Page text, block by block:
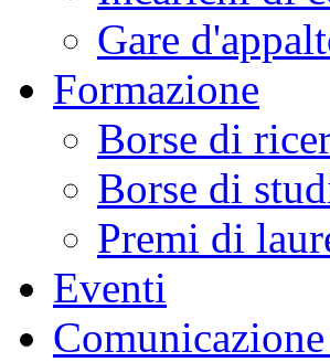
Gare
Formazione
Borse di
Borse di
Premi di
Eventi